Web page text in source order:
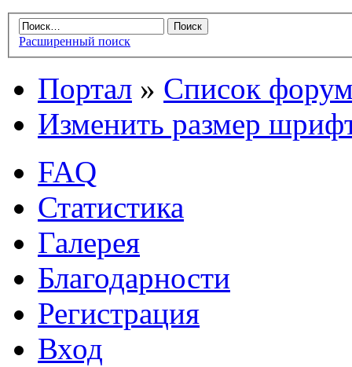
Расширенный поиск
Портал » Список
Изменить размер
FAQ
Статистика
Галерея
Благодарности
Регистрация
Вход